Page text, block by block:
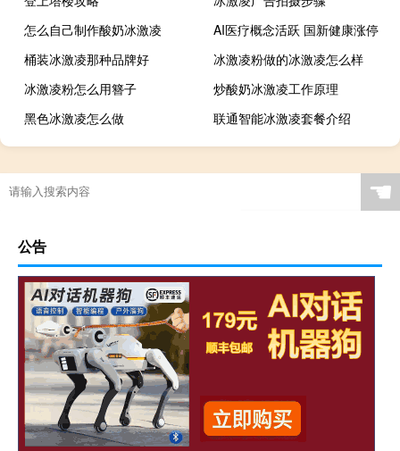
怎么自己制作酸奶冰激凌
AI医疗概念活跃 国新健康涨停
桶装冰激凌那种品牌好
冰激凌粉做的冰激凌怎么样
冰激凌粉怎么用簪子
炒酸奶冰激凌工作原理
黑色冰激凌怎么做
联通智能冰激凌套餐介绍
☚
公告